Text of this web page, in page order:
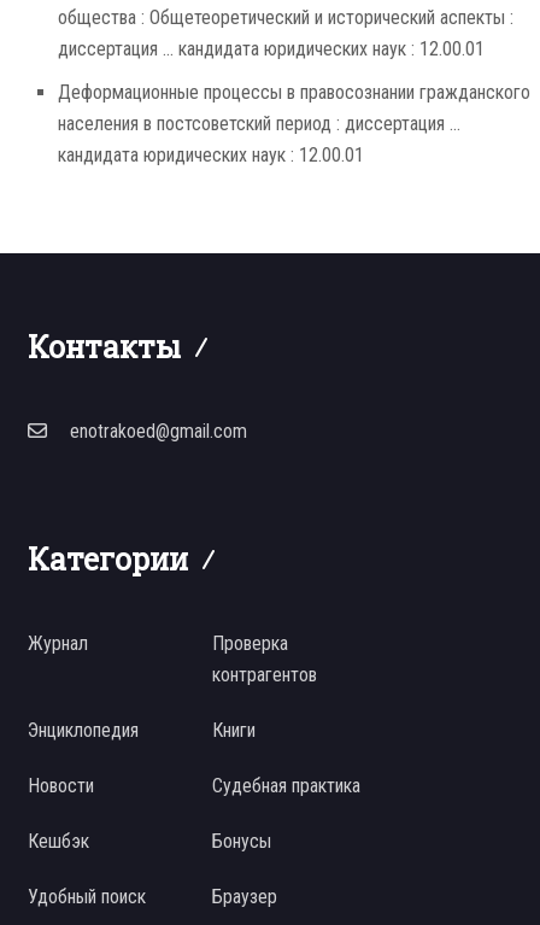
общества : Общетеоретический и исторический аспекты :
диссертация ... кандидата юридических наук : 12.00.01
Деформационные процессы в правосознании гражданского
населения в постсоветский период : диссертация ...
кандидата юридических наук : 12.00.01
Контакты
enotrakoed@gmail.com
Категории
Журнал
Проверка
контрагентов
Энциклопедия Книги
Новости Судебная практика
Кешбэк Бонусы
Удобный поиск Браузер